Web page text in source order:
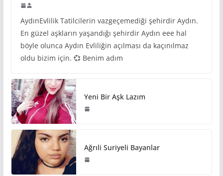
AydınEvlilik Tatilcilerin vazgeçemediği şehirdir Aydın.
En güzel aşkların yaşandığı şehirdir Aydın eee hal
böyle olunca Aydın Evliliğin açılması da kaçınılmaz
oldu bizim için. 💞 Benim adım
Yeni Bir Aşk Lazım
Ağrıli Suriyeli Bayanlar